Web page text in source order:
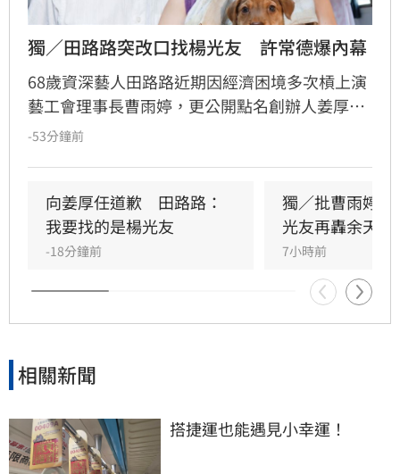
獨／田路路突改口找楊光友　許常德爆內幕
68歲資深藝人田路路近期因經濟困境多次槓上演
藝工會理事長曹雨婷，更公開點名創辦人姜厚任
出面，事後卻發文坦言搞錯對象，真正想找的是
德出面緩頰，建議田路路應先安頓好生活，並提
議透過口述歷史記錄資深藝人的故事。許常德同
時批評現任理事長曹雨婷不應神隱，呼籲工會應
展現具體作為照顧資深藝人，而非僅提供勞健保
功能。整起事件引發關注，田路路則強調目前先
處理身體狀況，後續發展仍待觀察。
-53分鐘前
向姜厚任道歉　田路路：
我要找的是楊光友
-18分鐘前
獨／批曹雨婷
光友再轟余天工
7小時前
相關新聞
搭捷運也能遇見小幸運！